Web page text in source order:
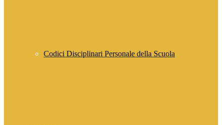
Codici Disciplinari Personale della Scuola